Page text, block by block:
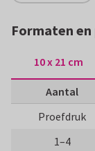
Formaten
10 x 21 cm
Aantal
Proefdruk
1–4